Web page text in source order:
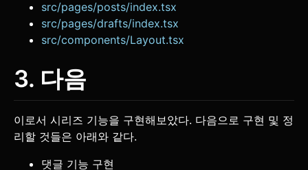
src/pages/posts/index.tsx
src/pages/drafts/index.tsx
src/components/Layout.tsx
3. 다음
이로서 시리즈 기능을 구현해보았다. 다음으로 구현 및 정
리할 것들은 아래와 같다.
댓글 기능 구현